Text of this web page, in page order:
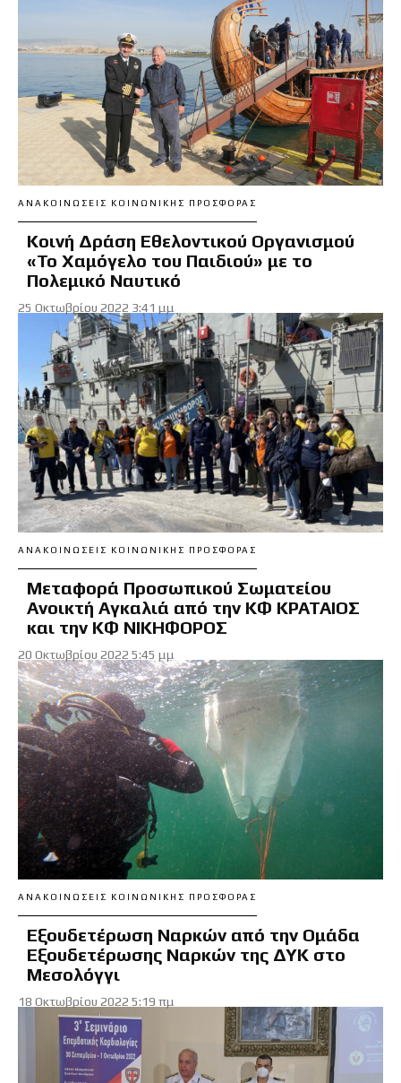
ΑΝΑΚΟΙΝΏΣΕΙΣ ΚΟΙΝΩΝΙΚΉΣ ΠΡΟΣΦΟΡΆΣ
Κοινή Δράση Εθελοντικού Οργανισμού
«Το Χαμόγελο του Παιδιού» με το
Πολεμικό Ναυτικό
25 Οκτωβρίου 2022 3:41 μμ
ΑΝΑΚΟΙΝΏΣΕΙΣ ΚΟΙΝΩΝΙΚΉΣ ΠΡΟΣΦΟΡΆΣ
Μεταφορά Προσωπικού Σωματείου
Ανοικτή Αγκαλιά από την ΚΦ ΚΡΑΤΑΙΟΣ
και την ΚΦ ΝΙΚΗΦΟΡΟΣ
20 Οκτωβρίου 2022 5:45 μμ
ΑΝΑΚΟΙΝΏΣΕΙΣ ΚΟΙΝΩΝΙΚΉΣ ΠΡΟΣΦΟΡΆΣ
Εξουδετέρωση Ναρκών από την Ομάδα
Εξουδετέρωσης Ναρκών της ΔΥΚ στο
Μεσολόγγι
18 Οκτωβρίου 2022 5:19 πμ